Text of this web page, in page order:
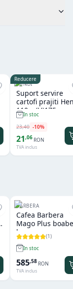
Reducere
HENDI
Suport servire
cartofi prajiti
110 x (H)175 mm
In stoc
23,40 -10%
21,06 RON
TVA inclus
BARBERA
Cafea Barbera
Mago Plus
kg
(1)
In stoc
585,58 RON
TVA inclus